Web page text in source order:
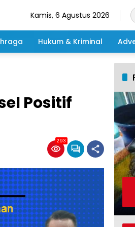
Kamis, 6 Agustus 2026
Hukum & Kriminal
Positif
293